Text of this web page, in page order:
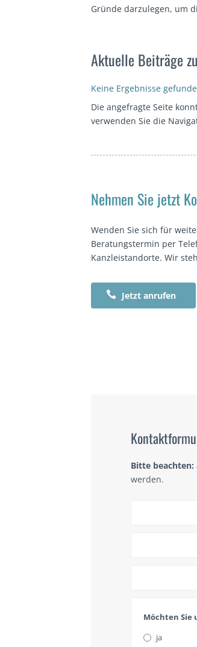
Gründe darzulegen, um
Aktuelle Beiträge
Keine Ergebnisse
Die angefragte Seite
verwenden Sie die
Nehmen Sie jetzt
Wenden Sie sich für
Beratungstermin per
Kanzleistandorte. Wir
 Jetzt anrufen
Bitte beachten:
werden.
Möchten
ja